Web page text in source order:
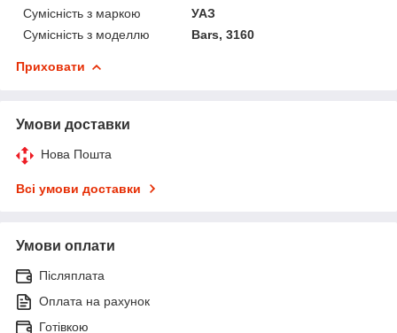
Сумісність з маркою
УАЗ
Сумісність з моделлю
Bars, 3160
Приховати
Умови доставки
Нова Пошта
Всі умови доставки
Умови оплати
Післяплата
Оплата на рахунок
Готівкою